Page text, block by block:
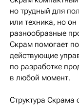
но трудный для
или техника, но
разнообразные
Скрам помогает
действующие
по разработке
в любой момент.
Структура Скрама